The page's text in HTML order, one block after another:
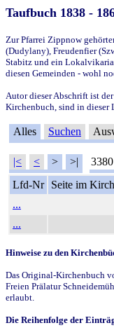
Taufbuch 1838 -
Zur Pfarrei Zippnow
(Dudylany), Freudenfier
Stabitz und ein
diesen Gemeinden - wohl
Autor dieser Abschrift ist
Kirchenbuch, sind in dieser
Alles Suchen
|< < > >|
Lfd-Nr
Seite im
...
...
Hinweise zu den
Das Original-Kirchenbuch
Freien Prälatur
erlaubt.
Die Reihenfolge der